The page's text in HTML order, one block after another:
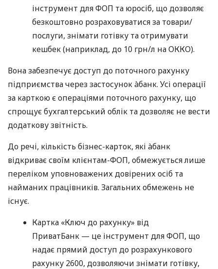
інструмент для ФОП та юросіб, що дозволяє
безкоштовно розраховуватися за товари/
послуги, знімати готівку та отримувати
кешбек (наприклад, до 10 грн/л на ОККО).
Вона забезпечує доступ до поточного рахунку
підприємства через застосунок àбанк. Усі операції
за карткою є операціями поточного рахунку, що
спрощує бухгалтерський облік та дозволяє не вести
додаткову звітність.
До речі, кількість бізнес-карток, які àбанк
відкриває своїм клієнтам-ФОП, обмежується лише
переліком уповноважених довірених осіб та
найманих працівників. Загальних обмежень не
існує.
Картка «Ключ до рахунку» від
ПриватБанк — це інструмент для ФОП, що
надає прямий доступ до розрахункового
рахунку 2600, дозволяючи знімати готівку,